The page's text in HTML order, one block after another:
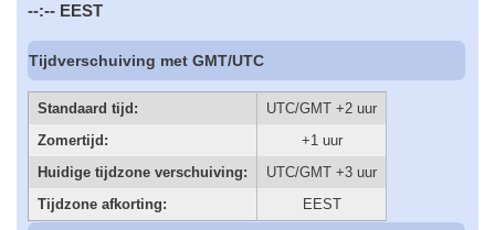
--:-- EEST
Tijdverschuiving met GMT/UTC
Standaard tijd:
UTC/GMT +2 uur
Zomertijd:
+1 uur
Huidige tijdzone verschuiving:
UTC/GMT +3 uur
Tijdzone afkorting:
EEST